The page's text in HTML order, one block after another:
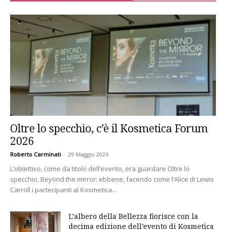
Oltre lo specchio, c’è il Kosmetica Forum
2026
Roberto Carminati - 29 Maggio 2026
L’obiettivo, come da titolo dell’evento, era guardare Oltre lo
specchio, Beyond the mirror: ebbene, facendo come l’Alice di Lewis
Carroll i partecipanti al Kosmetica...
L’albero della Bellezza fiorisce con la
decima edizione dell’evento di Kosmetica